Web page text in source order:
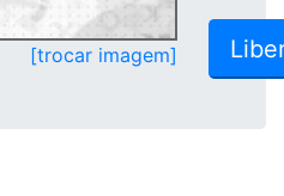
[trocar imagem]